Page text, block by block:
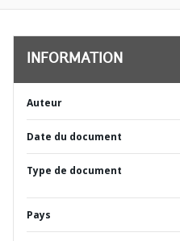
INFORMATION
Auteur
Date du document
Type de document
Pays